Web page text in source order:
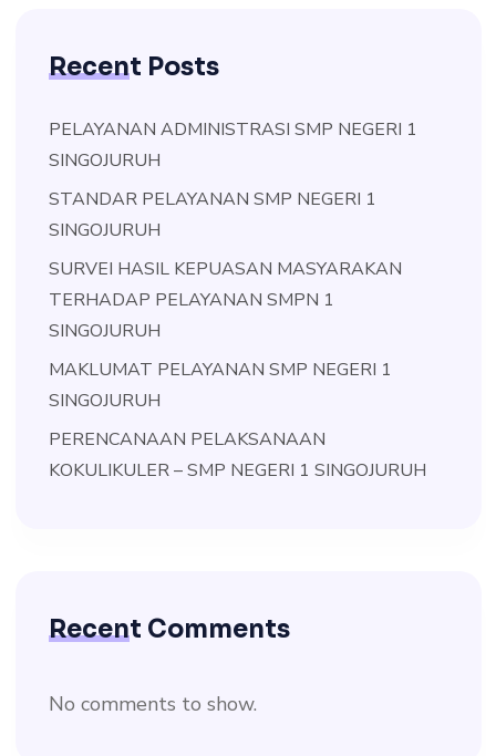
Recent Posts
PELAYANAN ADMINISTRASI SMP NEGERI 1
SINGOJURUH
STANDAR PELAYANAN SMP NEGERI 1
SINGOJURUH
SURVEI HASIL KEPUASAN MASYARAKAN
TERHADAP PELAYANAN SMPN 1
SINGOJURUH
MAKLUMAT PELAYANAN SMP NEGERI 1
SINGOJURUH
PERENCANAAN PELAKSANAAN
KOKULIKULER – SMP NEGERI 1 SINGOJURUH
Recent Comments
No comments to show.